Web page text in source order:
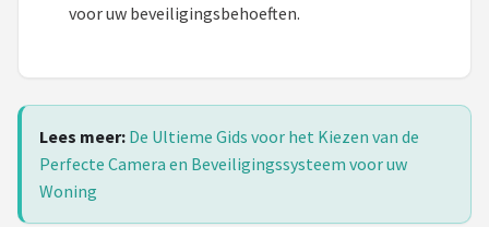
voor uw beveiligingsbehoeften.
Lees meer: De Ultieme Gids voor het Kiezen van de
Perfecte Camera en Beveiligingssysteem voor uw
Woning